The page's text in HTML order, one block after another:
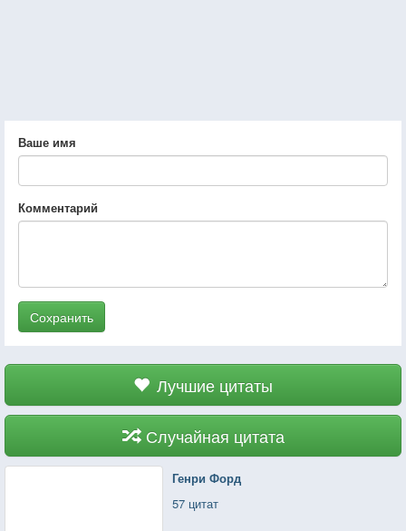
Ваше имя
Комментарий
Сохранить
Лучшие цитаты
Случайная цитата
Генри Форд
57 цитат